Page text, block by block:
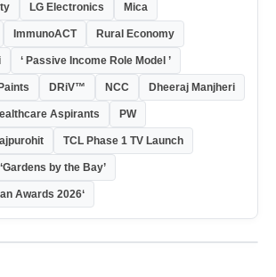
LG Electronics Mica
ImmunoACT Rural Economy
‘ Passive Income Role Model ’
DRiV™ NCC Dheeraj Manjheri
Aspirants PW
TCL Phase 1 TV Launch
‘Gardens by the Bay’
Awards 2026‘